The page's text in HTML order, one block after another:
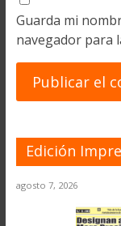
Guarda mi
navegador para
Edición
agosto 7, 2026